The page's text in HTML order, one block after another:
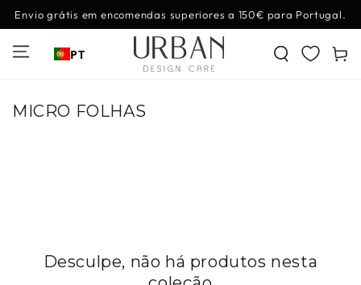
IR PARA O
CONTEÚDO
Envio grátis em encomendas superiores a 150€ para Portugal.
PT
Coleção:
MICRO FOLHAS
Desculpe, não há produtos nesta